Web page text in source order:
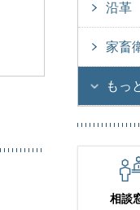
沿革
家畜
もっ
相談